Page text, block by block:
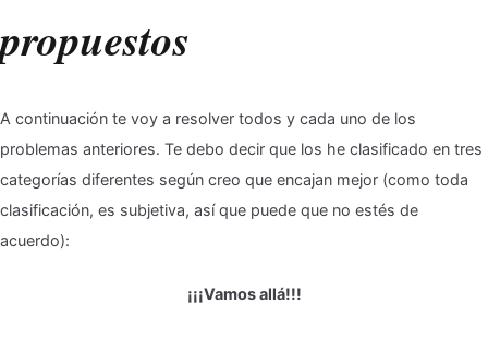
propuestos
A continuación te voy a resolver todos y cada uno de los
problemas anteriores. Te debo decir que los he clasificado en tres
categorías diferentes según creo que encajan mejor (como toda
clasificación, es subjetiva, así que puede que no estés de
acuerdo):
¡¡¡Vamos allá!!!